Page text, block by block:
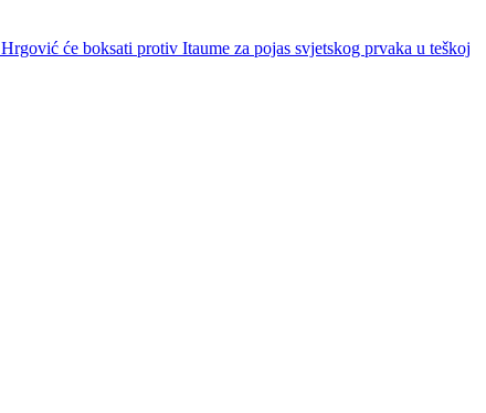
Hrgović će boksati protiv Itaume za pojas svjetskog prvaka u teškoj